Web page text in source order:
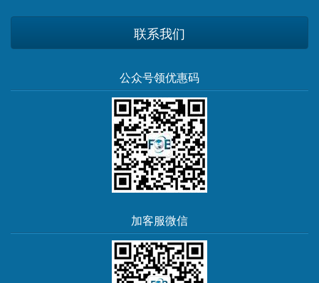
联系我们
公众号领优惠码
加客服微信